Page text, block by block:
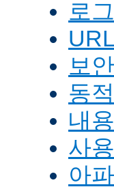
로
보
동
내
사
아